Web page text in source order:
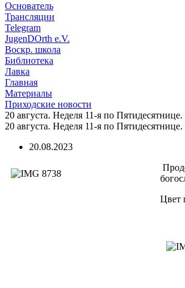
Основатель
Трансляции
Telegram
JugenDOrth e.V.
Воскр. школа
Библиотека
Лавка
Главная
Материалы
Приходские новости
20 августа. Неделя 11-я по
20 августа. Неделя 11-я по
20.08.2023
Цвет